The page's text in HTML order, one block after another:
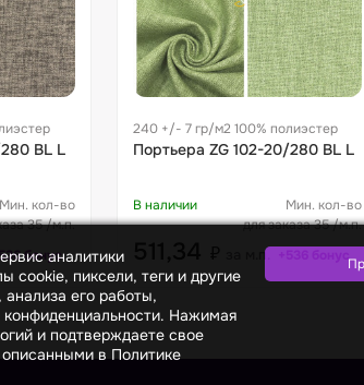
BL L
Мин. кол-во
35 /м.п.
бонус
240 +/- 7 гр/м2 100% полиэстер
Портьера ZG 102-20/280 BL L
В наличии
Мин. кол-во
для заказа 35 /м.п.
за м.п. +536 бонус
аналитики
cookie, пиксели, теги и другие
его работы,
конфиденциальности. Нажимая
и подтверждаете свое
в Политике